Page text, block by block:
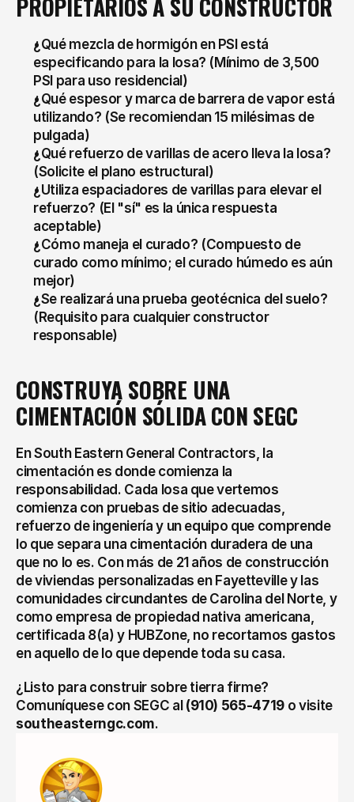
PROPIETARIOS A SU CONSTRUCTOR
¿Qué mezcla de hormigón en PSI está
especificando para la losa? (Mínimo de 3,500
PSI para uso residencial)
¿Qué espesor y marca de barrera de vapor está
utilizando? (Se recomiendan 15 milésimas de
pulgada)
¿Qué refuerzo de varillas de acero lleva la losa?
(Solicite el plano estructural)
¿Utiliza espaciadores de varillas para elevar el
refuerzo? (El "sí" es la única respuesta
aceptable)
¿Cómo maneja el curado? (Compuesto de
curado como mínimo; el curado húmedo es aún
mejor)
¿Se realizará una prueba geotécnica del suelo?
(Requisito para cualquier constructor
responsable)
CONSTRUYA SOBRE UNA
CIMENTACIÓN SÓLIDA CON SEGC
En South Eastern General Contractors, la
cimentación es donde comienza la
responsabilidad. Cada losa que vertemos
comienza con pruebas de sitio adecuadas,
refuerzo de ingeniería y un equipo que comprende
lo que separa una cimentación duradera de una
que no lo es. Con más de 21 años de construcción
de viviendas personalizadas en Fayetteville y las
comunidades circundantes de Carolina del Norte, y
como empresa de propiedad nativa americana,
certificada 8(a) y HUBZone, no recortamos gastos
en aquello de lo que depende toda su casa.
¿Listo para construir sobre tierra firme?
Comuníquese con SEGC al (910) 565-4719
southeasterngc.com.